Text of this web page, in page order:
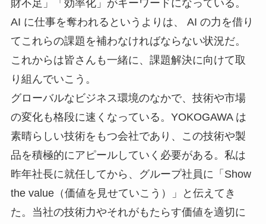
財不足」「効率化」がキーワードになっている。
AI に仕事を奪われるというよりは、 AI の力を借り
てこれらの課題を補わなければならない状況だ。
これからは皆さんも一緒に、課題解決に向けて取
り組んでいこう。
グローバルなビジネス環境のなかで、技術や市場
の変化も格段に速くなっている。YOKOGAWA は
素晴らしい技術をもつ会社であり、この技術や製
品を積極的にアピールしていく必要がある。私は
昨年社長に就任してから、グループ社員に「Show
the value（価値を見せていこう）」と伝えてき
た。当社の技術力やそれがもたらす価値を適切に